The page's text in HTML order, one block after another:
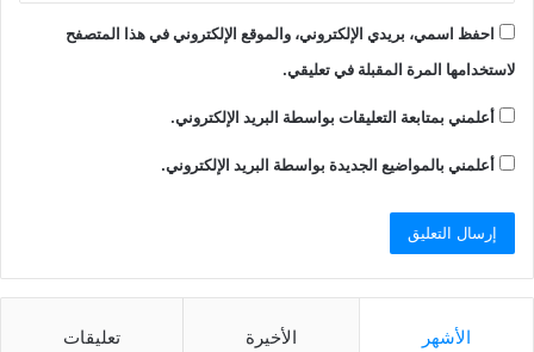
احفظ اسمي، بريدي الإلكتروني، والموقع الإلكتروني في هذا المتصفح
لاستخدامها المرة المقبلة في تعليقي.
أعلمني بمتابعة التعليقات بواسطة البريد الإلكتروني.
أعلمني بالمواضيع الجديدة بواسطة البريد الإلكتروني.
الأشهر الأخيرة تعليقات